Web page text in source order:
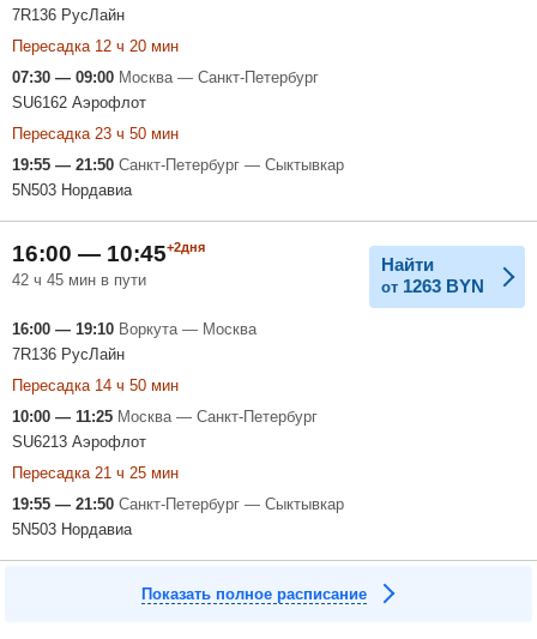
7R136 РусЛайн
Пересадка 12 ч 20 мин
07:30 — 09:00 Москва — Санкт-Петербург
SU6162 Аэрофлот
Пересадка 23 ч 50 мин
19:55 — 21:50 Санкт-Петербург — Сыктывкар
5N503 Нордавиа
16:00 — 10:45+2дня
42 ч 45 мин в пути
Найти
от 1263 BYN
16:00 — 19:10 Воркута — Москва
7R136 РусЛайн
Пересадка 14 ч 50 мин
10:00 — 11:25 Москва — Санкт-Петербург
SU6213 Аэрофлот
Пересадка 21 ч 25 мин
19:55 — 21:50 Санкт-Петербург — Сыктывкар
5N503 Нордавиа
Показать полное расписание